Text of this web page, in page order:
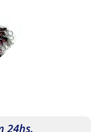
24hs.